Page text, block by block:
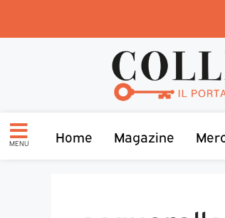
MENU Home Magazine